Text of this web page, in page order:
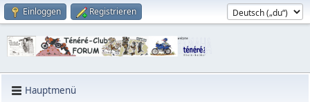
Einloggen Registrieren
Hauptmenü